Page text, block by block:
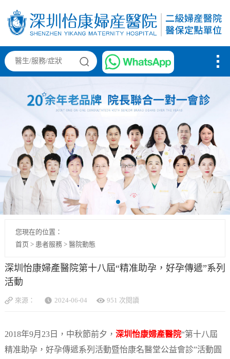
您現在的位置：
首页 > 患者服務> 醫院動態
深圳怡康婦產醫院第十八屆“精准助孕，好孕傳遞”系列
活動
來源： 2024-06-04 951 次閱讀
2018年9月23日，中秋節前夕， 深圳怡康婦產醫院“第十八屆
精准助孕，好孕傳遞系列活動暨怡康名醫堂公益會診”活動圓